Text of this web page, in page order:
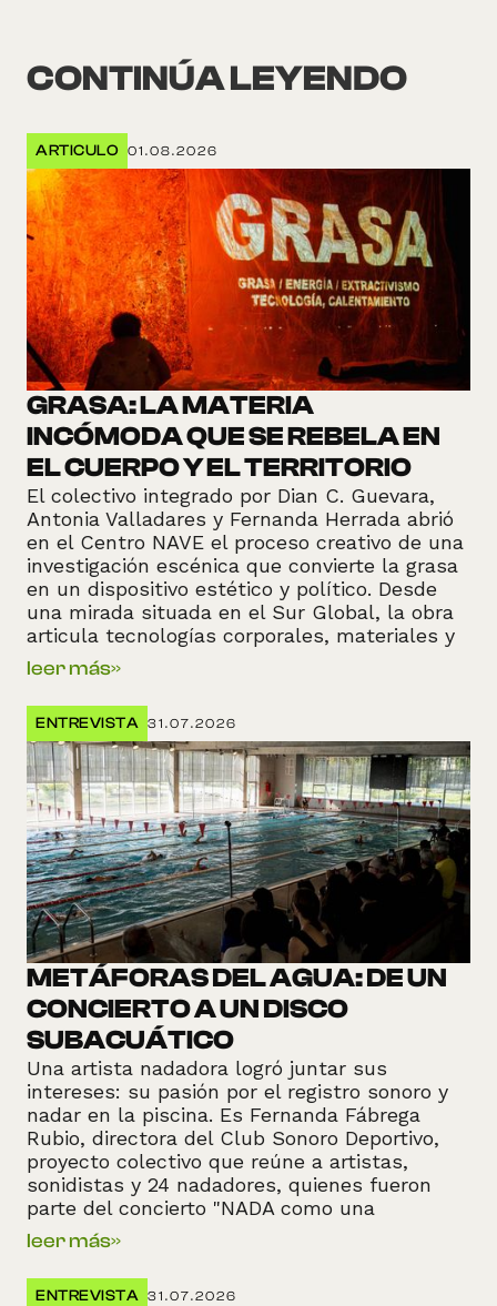
CONTINÚA LEYENDO
ARTICULO 01.08.2026
GRASA: LA MATERIA
INCÓMODA QUE SE REBELA EN
EL CUERPO Y EL TERRITORIO
El colectivo integrado por Dian C. Guevara,
Antonia Valladares y Fernanda Herrada abrió
en el Centro NAVE el proceso creativo de una
investigación escénica que convierte la grasa
en un dispositivo estético y político. Desde
una mirada situada en el Sur Global, la obra
articula tecnologías corporales, materiales y
digitales para disputar los imaginarios
hegemónicos asociados a la grasa y explorar
sus vínculos con el cuerpo, el extractivismo y
el territorio.
leer más»
ENTREVISTA 31.07.2026
METÁFORAS DEL AGUA: DE UN
CONCIERTO A UN DISCO
SUBACUÁTICO
Una artista nadadora logró juntar sus
intereses: su pasión por el registro sonoro y
nadar en la piscina. Es Fernanda Fábrega
Rubio, directora del Club Sonoro Deportivo,
proyecto colectivo que reúne a artistas,
sonidistas y 24 nadadores, quienes fueron
parte del concierto "NADA como una
metáfora", cuyo registro puede escucharse en
línea desde hoy a través de
archivoveintidos.org
leer más»
ENTREVISTA 31.07.2026